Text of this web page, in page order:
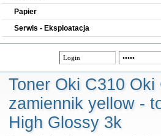
Papier
Serwis - Eksploatacja
Toner Oki C310 Oki
zamiennik yellow -
High Glossy 3k